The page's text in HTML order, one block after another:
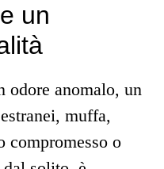
un
odore anomalo, un
muffa,
compromesso o